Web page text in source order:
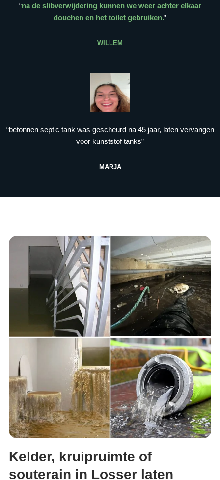
“na de slibverwijdering kunnen we weer achter elkaar
douchen en het toilet gebruiken.”
WILLEM
“betonnen septic tank was gescheurd na 45 jaar, laten vervangen
voor kunststof tanks”
MARJA
Kelder, kruipruimte of
souterain in Losser laten